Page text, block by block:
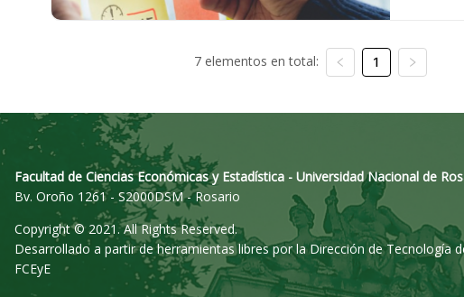
7 elementos en total: 1
Facultad de Ciencias Económicas y Estadística - Universidad Nacional de
Bv. Oroño 1261 - S2000DSM - Rosario
Copyright © 2021. All Rights Reserved.
Desarrollado a partir de herramientas libres por la Dirección de Tecnología
FCEyE